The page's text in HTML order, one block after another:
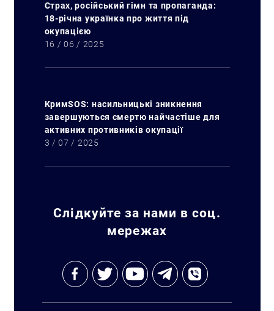
Искать:
Страх, російський гімн та пропаганда:
18-річна українка про життя під
окупацією
16 / 06 / 2025
КримSOS: насильницькі зникнення
завершуються смертю найчастіше для
активних противників окупації
3 / 07 / 2025
Слідкуйте за нами в соц.
мережах